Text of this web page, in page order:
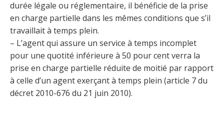
durée légale ou réglementaire, il bénéficie de la prise
en charge partielle dans les mêmes conditions que s’il
travaillait à temps plein.
– L’agent qui assure un service à temps incomplet
pour une quotité inférieure à 50 pour cent verra la
prise en charge partielle réduite de moitié par rapport
à celle d’un agent exerçant à temps plein (article 7 du
décret 2010-676 du 21 juin 2010).